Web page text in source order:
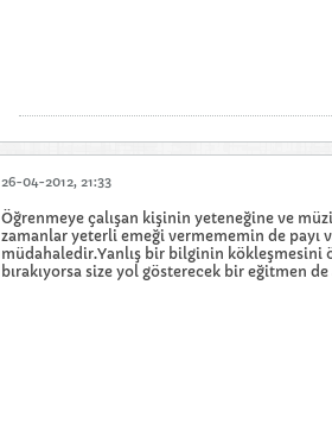
26-04-2012, 21:33
Öğrenmeye çalışan kişinin yeteneğine ve
zamanlar yeterli emeği vermememin de payı
müdahaledir.Yanlış bir bilginin kökleşmesini
bırakıyorsa size yol gösterecek bir eğitmen